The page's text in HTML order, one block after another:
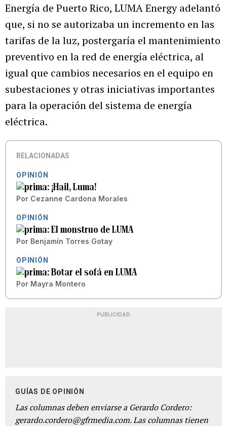
Energía de Puerto Rico, LUMA Energy adelantó
que, si no se autorizaba un incremento en las
tarifas de la luz, postergaría el mantenimiento
preventivo en la red de energía eléctrica, al
igual que cambios necesarios en el equipo en
subestaciones y otras iniciativas importantes
para la operación del sistema de energía
eléctrica.
RELACIONADAS
OPINIÓN
¡Hail, Luma!
Por Cezanne Cardona Morales
OPINIÓN
El monstruo de LUMA
Por Benjamín Torres Gotay
OPINIÓN
Botar el sofá en LUMA
Por Mayra Montero
PUBLICIDAD
GUÍAS DE OPINIÓN
Las columnas deben enviarse a Gerardo Cordero:
gerardo.cordero@gfrmedia.com. Las columnas tienen